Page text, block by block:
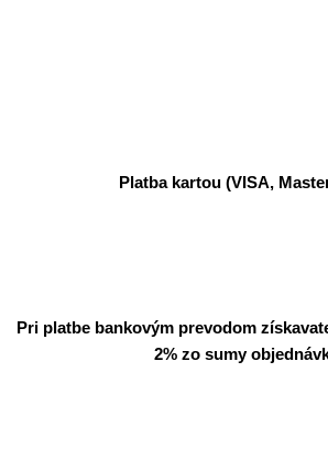
Platba kartou (VISA,
Pri platbe bankovým prevodom
2% zo sumy